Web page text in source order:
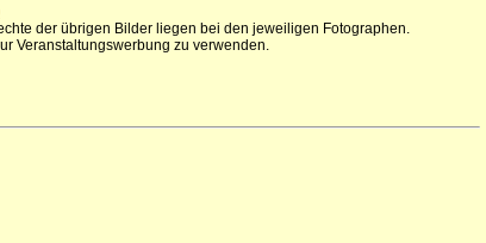
der übrigen Bilder liegen bei den jeweiligen Fotographen.
Veranstaltungswerbung zu verwenden.